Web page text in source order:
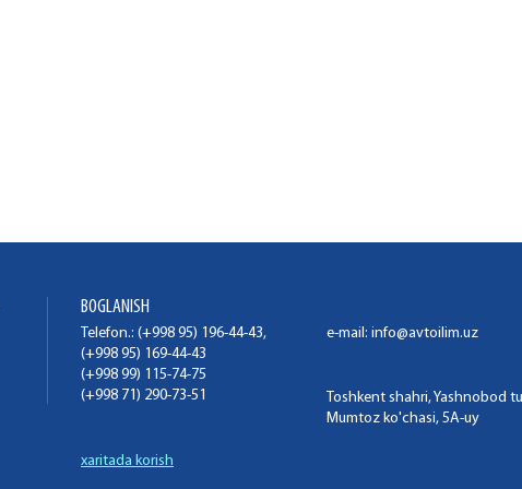
BOGLANISH
Telefon.: (+998 95) 196-44-43,
(+998 95) 169-44-43
(+998 99) 115-74-75
(+998 71) 290-73-51
e-mail: info@avtoilim.uz
Toshkent shahri, Yashnobod
Mumtoz ko'chasi, 5A-uy
xaritada korish